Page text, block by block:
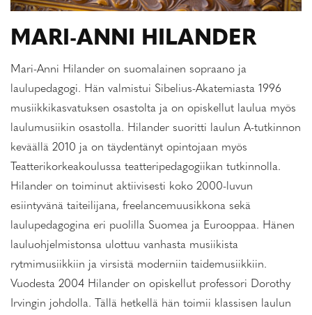
MARI-ANNI HILANDER
Mari-Anni Hilander on suomalainen sopraano ja
laulupedagogi. Hän valmistui Sibelius-Akatemiasta 1996
musiikkikasvatuksen osastolta ja on opiskellut laulua myös
laulumusiikin osastolla. Hilander suoritti laulun A-tutkinnon
keväällä 2010 ja on täydentänyt opintojaan myös
Teatterikorkeakoulussa teatteripedagogiikan tutkinnolla.
Hilander on toiminut aktiivisesti koko 2000-luvun
esiintyvänä taiteilijana, freelancemuusikkona sekä
laulupedagogina eri puolilla Suomea ja Eurooppaa. Hänen
lauluohjelmistonsa ulottuu vanhasta musiikista
rytmimusiikkiin ja virsistä moderniin taidemusiikkiin.
Vuodesta 2004 Hilander on opiskellut professori Dorothy
Irvingin johdolla. Tällä hetkellä hän toimii klassisen laulun